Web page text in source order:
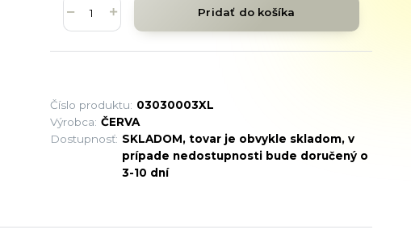
Pridať do košíka
Číslo produktu: 03030003XL
Výrobca: ČERVA
Dostupnosť: SKLADOM, tovar je obvykle skladom, v
prípade nedostupnosti bude doručený o
3-10 dní